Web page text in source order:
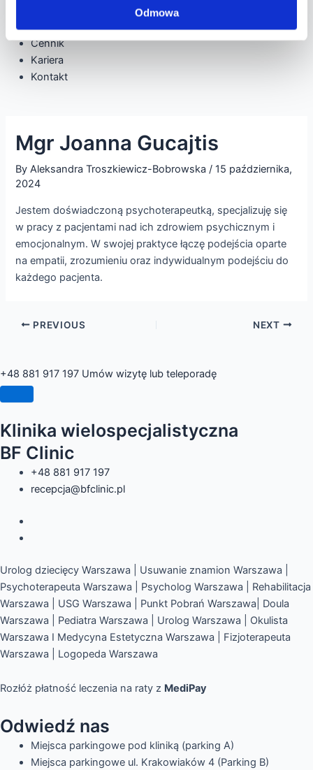
Odmowa
Odchudzanie
Cennik
Kariera
Kontakt
Mgr Joanna Gucajtis
ByAleksandra Troszkiewicz-Bobrowska/15 października,
2024
Jestem doświadczoną psychoterapeutką, specjalizuję się
w pracy z pacjentami nad ich zdrowiem psychicznym i
emocjonalnym. W swojej praktyce łączę podejścia oparte
na empatii, zrozumieniu oraz indywidualnym podejściu do
każdego pacjenta.
PREVIOUS NEXT
+48 881 917 197 Umów wizytę lub teleporadę
Klinika wielospecjalistyczna
BF Clinic
+48 881 917 197
recepcja@bfclinic.pl
Urolog dziecięcy Warszawa | Usuwanie znamion Warszawa |
Psychoterapeuta Warszawa | Psycholog Warszawa | Rehabilitacja
Warszawa | USG Warszawa | Punkt Pobrań Warszawa| Doula
Warszawa | Pediatra Warszawa | Urolog Warszawa | Okulista
Warszawa I Medycyna Estetyczna Warszawa | Fizjoterapeuta
Warszawa | Logopeda Warszawa
Rozłóż płatność leczenia na raty z MediPay
Odwiedź nas
Miejsca parkingowe pod kliniką (parking A)
Miejsca parkingowe ul. Krakowiaków 4 (Parking B)